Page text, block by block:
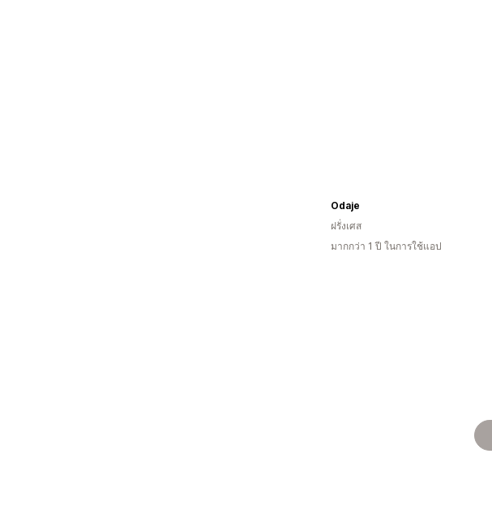
Odaje
ฝรั่งเศส
มากกว่า 1 ปี ในการใช้แอป